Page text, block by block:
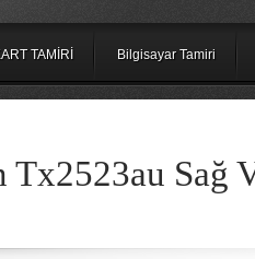
TAMİRİ Bilgisayar Tamiri
Sağ